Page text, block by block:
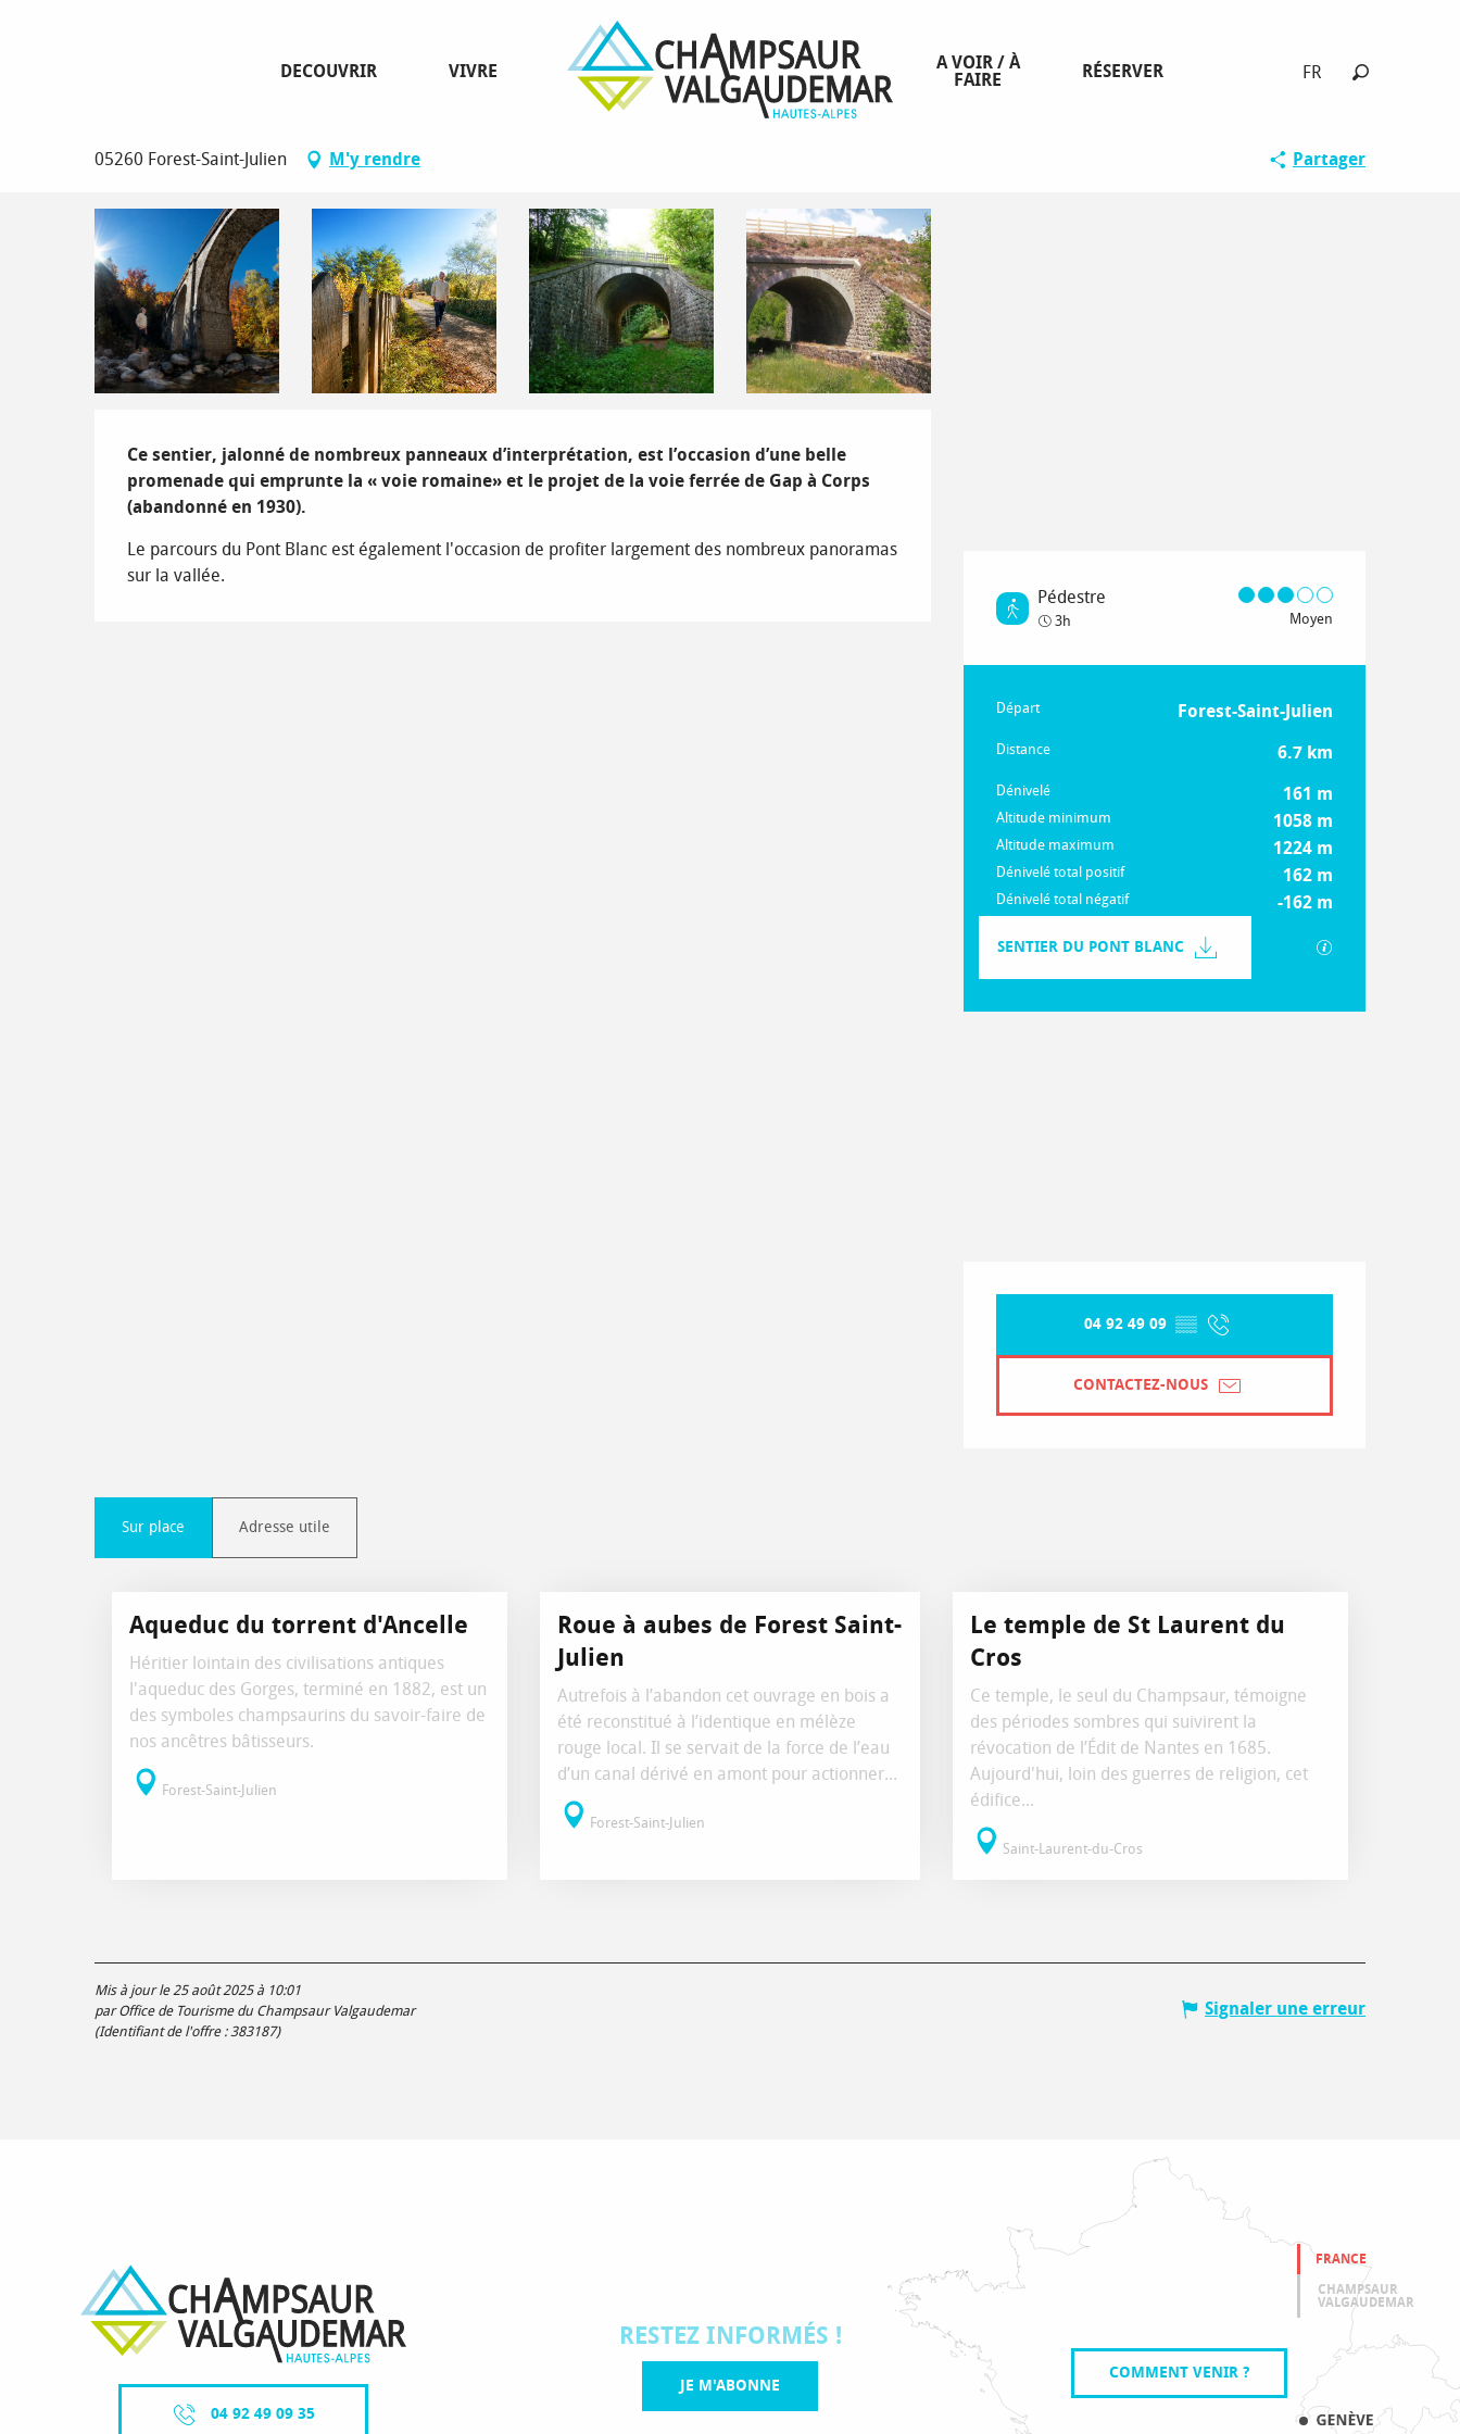
FR
DECOUVRIR VIVRE
A VOIR / À
FAIRE
RÉSERVER
05260 Forest-Saint-Julien
M'y rendre Partager
Pédestre
3h Moyen
Informations pratiques
Départ Forest-Saint-Julien
Distance 6.7 km
Dénivelé 161 m
Altitude minimum 1058 m
Altitude maximum 1224 m
Dénivelé total positif 162 m
Dénivelé total négatif -162 m
Documentation
SENTIER DU PONT BLANC
Ouverture et coordonnées
04 92 49 09 ▒▒
CONTACTEZ-NOUS
Ce sentier, jalonné de nombreux panneaux d’interprétation, est l’occasion d’une belle
promenade qui emprunte la « voie romaine» et le projet de la voie ferrée de Gap à Corps
(abandonné en 1930).
Le parcours du Pont Blanc est également l'occasion de profiter largement des nombreux panoramas
sur la vallée.
Sur place Adresse utile
Aqueduc du torrent d'Ancelle
Héritier lointain des civilisations antiques
l'aqueduc des Gorges, terminé en 1882, est un
des symboles champsaurins du savoir-faire de
nos ancêtres bâtisseurs.
Forest-Saint-Julien
Roue à aubes de Forest Saint-
Julien
Autrefois à l’abandon cet ouvrage en bois a
été reconstitué à l’identique en mélèze
rouge local. Il se servait de la force de l’eau
d’un canal dérivé en amont pour actionner...
Forest-Saint-Julien
Le temple de St Laurent du
Cros
Ce temple, le seul du Champsaur, témoigne
des périodes sombres qui suivirent la
révocation de l’Édit de Nantes en 1685.
Aujourd'hui, loin des guerres de religion, cet
édifice...
Saint-Laurent-du-Cros
Mis à jour le 25 août 2025 à 10:01
par Office de Tourisme du Champsaur Valgaudemar
(Identifiant de l'offre : 383187)
Signaler une erreur
04 92 49 09 35
RESTEZ INFORMÉS !
JE M'ABONNE
FRANCE
CHAMPSAUR
VALGAUDEMAR
COMMENT VENIR ?